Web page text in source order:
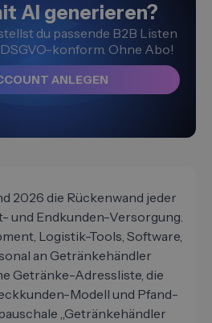
AI generieren?
du passende B2B Listen
DSGVO-konform. Ohne Abo!
ANLEGEN
2026 die Rückenwand jeder
und Endkunden-Versorgung.
Logistik-Tools, Software,
an Getränkehändler
Getränke-Adressliste, die
Modell und Pfand-
„Getränkehändler